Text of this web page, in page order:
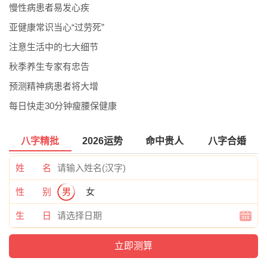
慢性病患者易发心疾
亚健康常识当心“过劳死”
注意生活中的七大细节
秋季养生专家有忠告
预测精神病患者将大增
每日快走30分钟瘦腰保健康
八字精批 2026运势 命中贵人 八字合婚
姓 名
性 别 男 女
生 日